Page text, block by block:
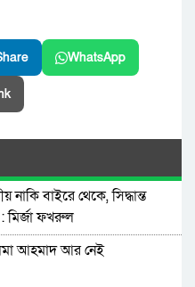
WhatsApp
নাকি বাইরে থেকে, সিদ্ধান্ত
মির্জা ফখরুল
আহমাদ আর নেই